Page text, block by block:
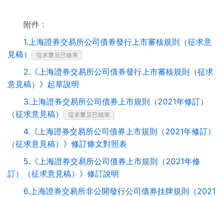
附件：
1.上海證券交易所公司債券發行上市審核規則（征求意
見稿）
2.《上海證券交易所公司債券發行上市審核規則（征求
意見稿）》起草說明
3.上海證券交易所公司債券上市規則（2021年修訂）
（征求意見稿）
4.《上海證券交易所公司債券上市規則（2021年修訂）
（征求意見稿）》修訂條文對照表
5.《上海證券交易所公司債券上市規則（2021年修
訂）（征求意見稿）》修訂說明
6.上海證券交易所非公開發行公司債券挂牌規則（2021